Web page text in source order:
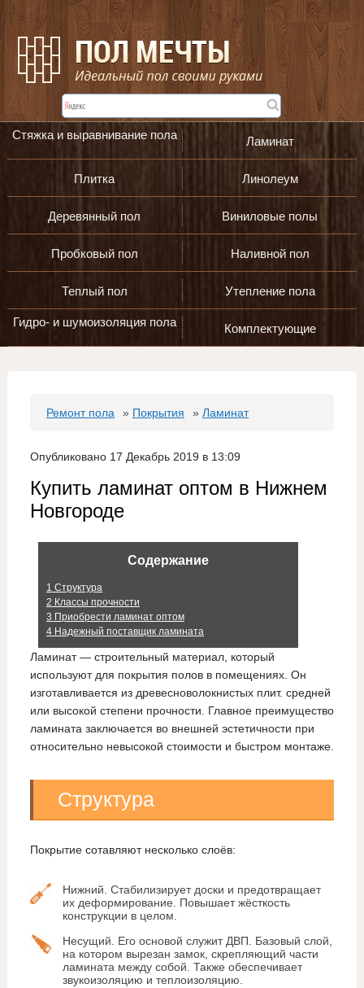
Стяжка и выравнивание пола Ламинат
Плитка Линолеум
Деревянный пол Виниловые полы
Пробковый пол Наливной пол
Теплый пол Утепление пола
Гидро- и шумоизоляция пола Комплектующие
Ремонт пола » Покрытия » Ламинат
Опубликовано 17 Декабрь 2019 в 13:09
Купить ламинат оптом в Нижнем
Новгороде
Содержание
1 Структура
2 Классы прочности
3 Приобрести ламинат оптом
4Надежный поставщик ламината
Ламинат — строительный материал, который
используют для покрытия полов в помещениях. Он
изготавливается из древесноволокнистых плит. средней
или высокой степени прочности. Главное преимущество
ламината заключается во внешней эстетичности при
относительно невысокой стоимости и быстром монтаже.
Структура
Покрытие сотавляют несколько слоёв:
Нижний. Стабилизирует доски и предотвращает
их деформирование. Повышает жёсткость
конструкции в целом.
Несущий. Его основой служит ДВП. Базовый слой,
на котором вырезан замок, скрепляющий части
ламината между собой. Также обеспечивает
звукоизоляцию и теплоизоляцию.